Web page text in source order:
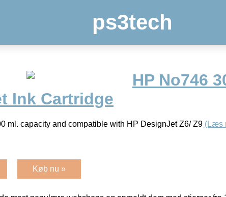
ps3tech
HP No746
Ink Cartridge
ml. capacity and compatible with HP DesignJet Z6/ Z9 (Læs
Køb nu »